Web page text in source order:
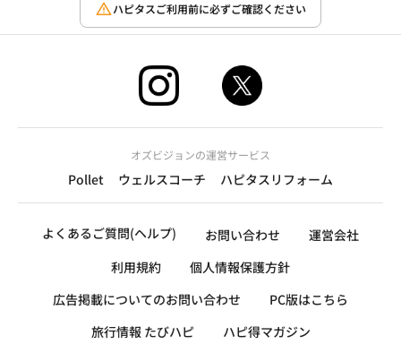
ハピタスご利用前に必ずご確認ください
オズビジョンの運営サービス
Pollet ウェルスコーチ ハピタスリフォーム
よくあるご質問(ヘルプ) お問い合わせ
運営会社
利用規約
個人情報保護方針
広告掲載についてのお問い合わせ
PC版はこちら
旅行情報 たびハピ
ハピ得マガジン